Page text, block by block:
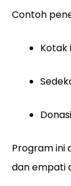
Contoh
Kotak
Program ini
dan empati